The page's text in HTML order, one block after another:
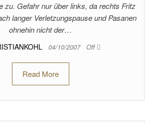
zu. Gefahr nur über links, da rechts Fritz
langer Verletzungspause und Pasanen
ohnehin nicht der…
04/10/2007 Off
Read More